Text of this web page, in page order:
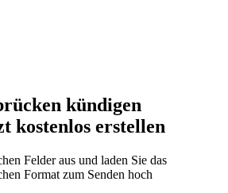
kündigen
kostenlos erstellen
Felder aus und laden Sie das
Format zum Senden hoch